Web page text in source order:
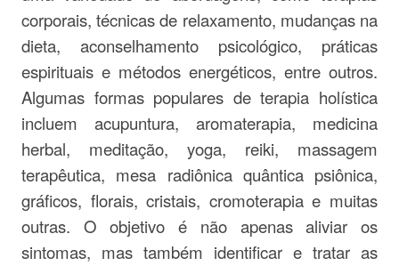
corporais, técnicas de relaxamento, mudanças na
dieta, aconselhamento psicológico, práticas
espirituais e métodos energéticos, entre outros.
Algumas formas populares de terapia holística
incluem acupuntura, aromaterapia, medicina
herbal, meditação, yoga, reiki, massagem
terapêutica, mesa radiônica quântica psiônica,
gráficos, florais, cristais, cromoterapia e muitas
outras. O objetivo é não apenas aliviar os
sintomas, mas também identificar e tratar as